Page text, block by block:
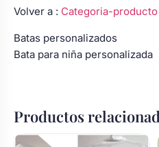
Volver a : Categoria-producto
Batas personalizados
Bata para niña personalizada
Productos